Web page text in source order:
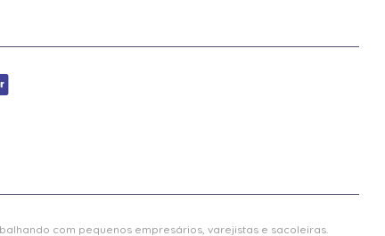
com pequenos empresários, varejistas e sacoleiras.